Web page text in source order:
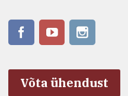
Võta ühendust